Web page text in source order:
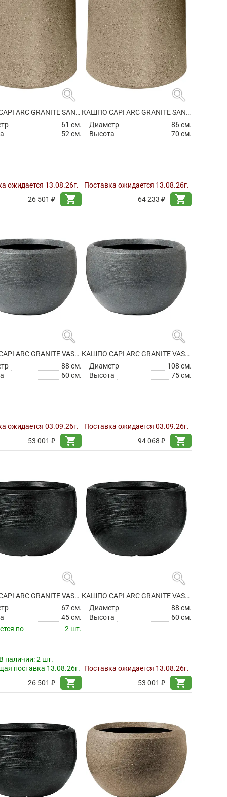
search
КАШПО CAPI ARC GRANITE SANDBAG MEDIUM WARM TAUPE
61 см.
52 см.
ожидается 13.08.26г.
26 501 ₽
shopping_cart
search
КАШПО CAPI ARC GRANITE SANDBAG MEDIUM WARM TAUPE
Диаметр
86 см.
Высота
70 см.
Поставка ожидается 13.08.26г.
64 233 ₽
shopping_cart
search
КАШПО CAPI ARC GRANITE VASE BALL ANTHRACITE
88 см.
60 см.
ожидается 03.09.26г.
53 001 ₽
shopping_cart
search
КАШПО CAPI ARC GRANITE VASE BALL ANTHRACITE
Диаметр
108 см.
Высота
75 см.
Поставка ожидается 03.09.26г.
94 068 ₽
shopping_cart
search
КАШПО CAPI ARC GRANITE VASE BALL BLACK
67 см.
45 см.
по
2 шт.
наличии:2 шт.
поставка 13.08.26г.
26 501 ₽
shopping_cart
search
КАШПО CAPI ARC GRANITE VASE BALL BLACK
Диаметр
88 см.
Высота
60 см.
Поставка ожидается 13.08.26г.
53 001 ₽
shopping_cart